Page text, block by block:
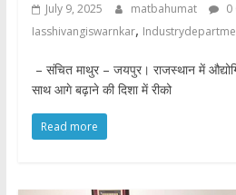
July 9, 2025 matbahumat 0
Iasshivangiswarnkar,
– संचित माथुर – जयपुर। राजस्थान में
साथ आगे बढ़ाने की दिशा में रीको
Read more